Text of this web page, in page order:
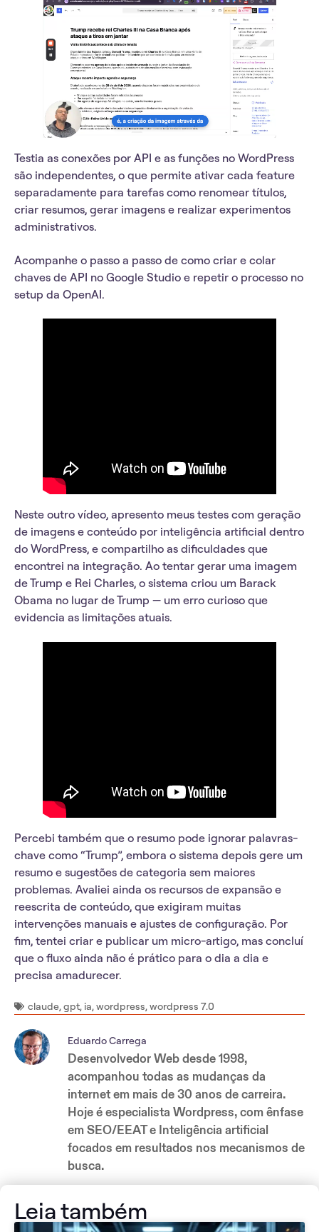
Testia as conexões por API e as funções no WordPress
são independentes, o que permite ativar cada feature
separadamente para tarefas como renomear títulos,
criar resumos, gerar imagens e realizar experimentos
administrativos.
Acompanhe o passo a passo de como criar e colar
chaves de API no Google Studio e repetir o processo no
setup da OpenAI.
Neste outro vídeo, apresento meus testes com geração
de imagens e conteúdo por inteligência artificial dentro
do WordPress, e compartilho as dificuldades que
encontrei na integração. Ao tentar gerar uma imagem
de Trump e Rei Charles, o sistema criou um Barack
Obama no lugar de Trump — um erro curioso que
evidencia as limitações atuais.
Percebi também que o resumo pode ignorar palavras-
chave como “Trump”, embora o sistema depois gere um
resumo e sugestões de categoria sem maiores
problemas. Avaliei ainda os recursos de expansão e
reescrita de conteúdo, que exigiram muitas
intervenções manuais e ajustes de configuração. Por
fim, tentei criar e publicar um micro-artigo, mas concluí
que o fluxo ainda não é prático para o dia a dia e
precisa amadurecer.
claude,gpt, ia,wordpress,wordpress 7.0
Eduardo Carrega
Desenvolvedor Web desde 1998,
acompanhou todas as mudanças da
internet em mais de 30 anos de carreira.
Hoje é especialista Wordpress, com ênfase
em SEO/EEAT e Inteligência artificial
focados em resultados nos mecanismos de
busca.
Leia também